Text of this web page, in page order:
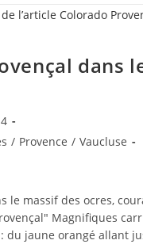
dans
/ Provence / Vaucluse
le massif des ocres,
Magnifiques
du jaune orangé allant